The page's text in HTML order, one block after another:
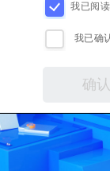
我已阅
我已确